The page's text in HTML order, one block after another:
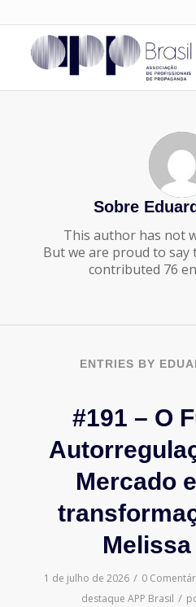
Sobre
This author has not
But we are proud to say
contributed 76
ENTRIES BY
#191 – O
Mercado
Melissa
1 de julho de 2026 / 0
destaque APP Brasil /